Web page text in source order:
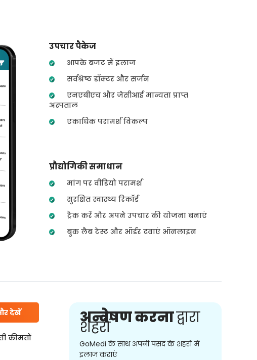
उपचार पैकेज
आपके बजट में इलाज
सर्वश्रेष्ठ डॉक्टर और सर्जन
एनएबीएच और जेसीआई मान्यता प्राप्त
अस्पताल
एकाधिक परामर्श विकल्प
प्रौद्योगिकी समाधान
मांग पर वीडियो परामर्श
सुरक्षित स्वास्थ्य रिकॉर्ड
ट्रैक करें और अपने उपचार की योजना बनाएं
बुक लैब टेस्ट और ऑर्डर दवाएं ऑनलाइन
देखें
कीमतों
अन्वेषण करनाद्वारा
शहरों
GoMedi के साथ अपनी पसंद के शहरों में
इलाज कराएं